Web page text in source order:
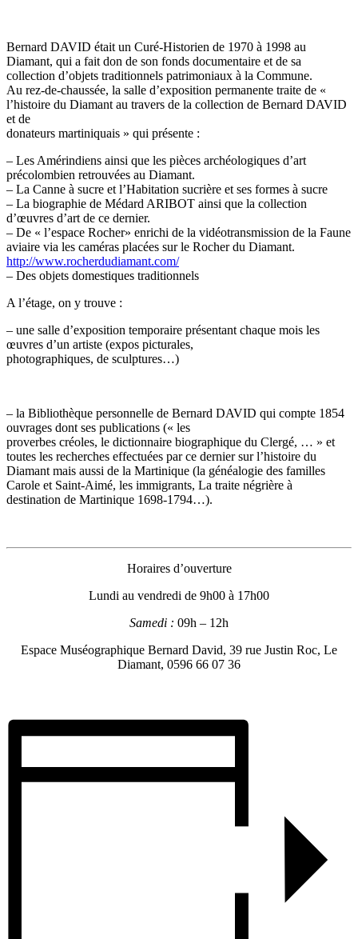
Bernard DAVID était un Curé-Historien de 1970 à 1998 au
Diamant, qui a fait don de son fonds documentaire et de sa
collection d’objets traditionnels patrimoniaux à la Commune.
Au rez-de-chaussée, la salle d’exposition permanente traite de «
l’histoire du Diamant au travers de la collection de Bernard DAVID
et de
donateurs martiniquais » qui présente :
– Les Amérindiens ainsi que les pièces archéologiques d’art
précolombien retrouvées au Diamant.
– La Canne à sucre et l’Habitation sucrière et ses formes à sucre
– La biographie de Médard ARIBOT ainsi que la collection
d’œuvres d’art de ce dernier.
– De « l’espace Rocher» enrichi de la vidéotransmission de la Faune
aviaire via les caméras placées sur le Rocher du Diamant.
http://www.rocherdudiamant.com/
– Des objets domestiques traditionnels
A l’étage, on y trouve :
– une salle d’exposition temporaire présentant chaque mois les
œuvres d’un artiste (expos picturales,
photographiques, de sculptures…)
– la Bibliothèque personnelle de Bernard DAVID qui compte 1854
ouvrages dont ses publications (« les
proverbes créoles, le dictionnaire biographique du Clergé, … » et
toutes les recherches effectuées par ce dernier sur l’histoire du
Diamant mais aussi de la Martinique (la généalogie des familles
Carole et Saint-Aimé, les immigrants, La traite négrière à
destination de Martinique 1698-1794…).
Horaires d’ouverture
Lundi au vendredi de 9h00 à 17h00
Samedi : 09h – 12h
Espace Muséographique Bernard David, 39 rue Justin Roc, Le
Diamant, 0596 66 07 36